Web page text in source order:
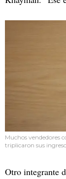
Muchos vendedores
triplicaron sus
Otro integrante